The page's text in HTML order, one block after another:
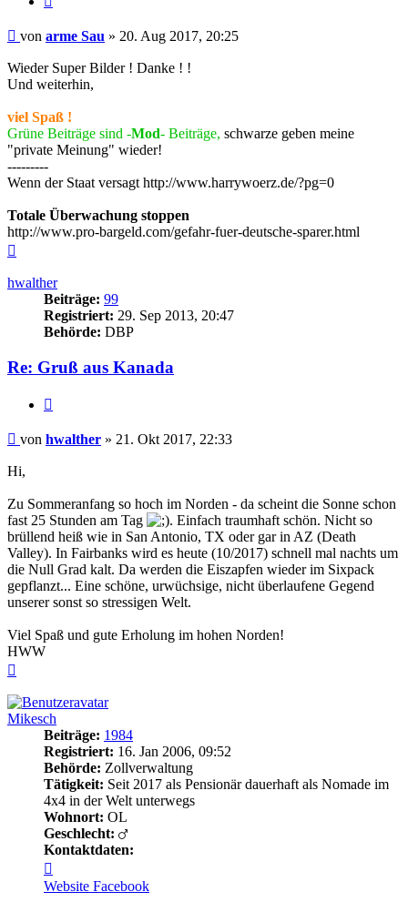
Beitrag
von arme Sau » 20. Aug 2017, 20:25
Wieder Super Bilder ! Danke ! !
Und weiterhin,
viel Spaß !
Grüne Beiträge sind -Mod- Beiträge, schwarze geben meine
"private Meinung" wieder!
---------
Wenn der Staat versagt http://www.harrywoerz.de/?pg=0
Totale Überwachung stoppen
http://www.pro-bargeld.com/gefahr-fuer-deutsche-sparer.html
hwalther
Beiträge: 99
Registriert: 29. Sep 2013, 20:47
Behörde: DBP
Re: Gruß aus Kanada
Beitrag
von hwalther » 21. Okt 2017, 22:33
Hi,
Zu Sommeranfang so hoch im Norden - da scheint die Sonne schon
fast 25 Stunden am Tag
. Einfach traumhaft schön. Nicht so
brüllend heiß wie in San Antonio, TX oder gar in AZ (Death
Valley). In Fairbanks wird es heute (10/2017) schnell mal nachts um
die Null Grad kalt. Da werden die Eiszapfen wieder im Sixpack
gepflanzt... Eine schöne, urwüchsige, nicht überlaufene Gegend
unserer sonst so stressigen Welt.
Viel Spaß und gute Erholung im hohen Norden!
HWW
Mikesch
Beiträge: 1984
Registriert: 16. Jan 2006, 09:52
Behörde: Zollverwaltung
Tätigkeit: Seit 2017 als Pensionär dauerhaft als Nomade im
4x4 in der Welt unterwegs
Wohnort: OL
Geschlecht:
Kontaktdaten:
von
Mikesch
Website Facebook